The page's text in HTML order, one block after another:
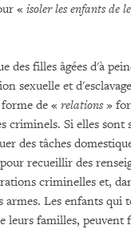
« isoler les enfants de
des filles âgées d'à
sexuelle et
de « relations»
criminels. Si elles sont
des tâches
recueillir des
criminelles et,
armes. Les enfants qui
leurs familles, peuvent